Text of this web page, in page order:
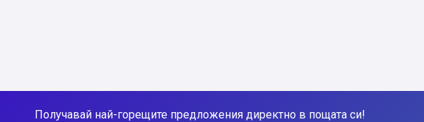
Получавай най-горещите предложения директно в пощата си!